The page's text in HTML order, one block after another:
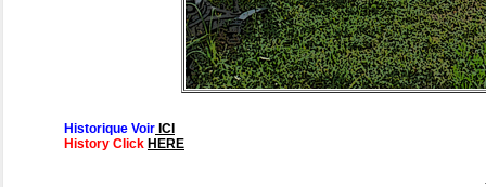
Historique Voir ICI
History Click HERE